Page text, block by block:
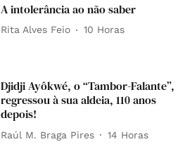
A intolerância ao não saber
Rita Alves Feio 10 Horas
Djidji Ayôkwé, o “Tambor-Falante”,
regressou à sua aldeia, 110 anos
depois!
Raúl M. Braga Pires 14 Horas